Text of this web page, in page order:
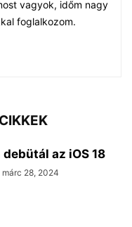
vagyok, időm nagy
foglalkozom.
az iOS 18
márc 28, 2024